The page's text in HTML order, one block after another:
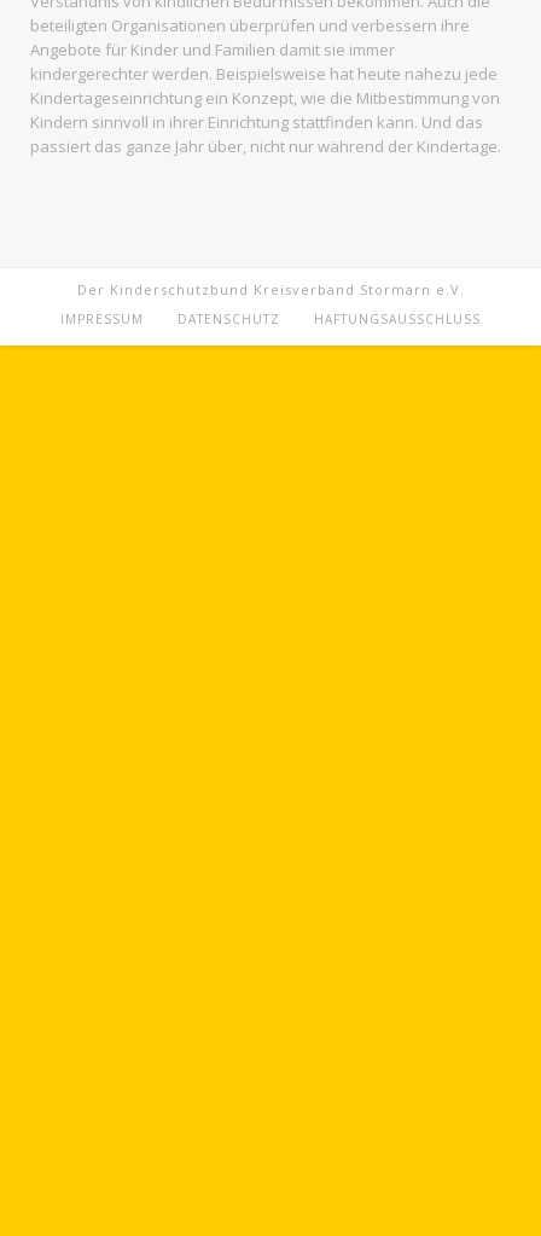
beteiligten Organisationen überprüfen und verbessern ihre
Angebote für Kinder und Familien damit sie immer
kindergerechter werden. Beispielsweise hat heute nahezu jede
Kindertageseinrichtung ein Konzept, wie die Mitbestimmung von
Kindern sinnvoll in ihrer Einrichtung stattfinden kann. Und das
passiert das ganze Jahr über, nicht nur während der Kindertage.
Der Kinderschutzbund Kreisverband Stormarn e.V.
IMPRESSUM DATENSCHUTZ HAFTUNGSAUSSCHLUSS